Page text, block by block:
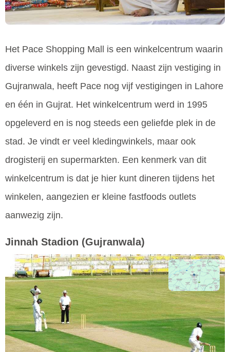
Het Pace Shopping Mall is een winkelcentrum waarin
diverse winkels zijn gevestigd. Naast zijn vestiging in
Gujranwala, heeft Pace nog vijf vestigingen in Lahore
en één in Gujrat. Het winkelcentrum werd in 1995
opgeleverd en is nog steeds een geliefde plek in de
stad. Je vindt er veel kledingwinkels, maar ook
drogisterij en supermarkten. Een kenmerk van dit
winkelcentrum is dat je hier kunt dineren tijdens het
winkelen, aangezien er kleine fastfoods outlets
aanwezig zijn.
Jinnah Stadion (Gujranwala)